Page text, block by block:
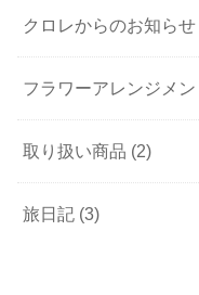
クロレからのお知らせ
フラワーアレンジメン
取り扱い商品 (2)
旅日記 (3)